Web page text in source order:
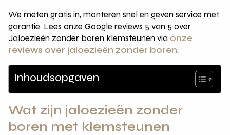
We meten gratis in, monteren snel en geven service met
garantie. Lees onze Google reviews 5 van 5 over
Jaloezieën zonder boren klemsteunen via onze
reviews over jaloezieën zonder boren.
Inhoudsopgaven
Wat zijn jaloezieën zonder
boren met klemsteunen